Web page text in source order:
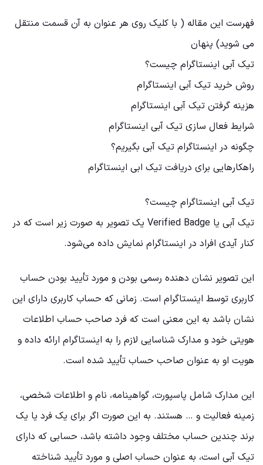
فهرست این مقاله ( با کلیک روی هر عنوان به آن قسمت منتقل
می شوید) پنهان
تیک آبی اینستاگرام چیست؟
روش خرید تیک آبی اینستاگرام
هزینه گرفتن تیک آبی اینستاگرام
شرایط فعال سازی تیک آبی اینستاگرام
چگونه در اینستاگرام تیک آبی بگیریم؟
راهکارهایی برای دریافت تیک ابی اینستاگرام
تیک آبی اینستاگرام چیست؟
تیک آبی یا Verified Badge یک تصویر به صورت زیر است که در
کنار آیدی افراد در اینستاگرام نمایش داده می‌شود.
این تصویر نشان دهنده رسمی بودن و مورد تأیید بودن حساب
کاربری توسط اینستاگرام است. زمانی که حساب کاربری دارای این
نشان باشد به این معنی است که فرد صاحب حساب اطلاعات
هویتی خود و مدارک شناسایی لازم را به اینستاگرام ارائه داده و
هویت او به عنوان صاحب حساب تأیید شده است.
این مدارک شامل پاسپورت، گواهینامه، نام و اطلاعات شخصی،
زمینه فعالیت و … هستند. به این صورت اگر برای یک فرد یا یک
برند چندین حساب مختلف وجود داشته باشد، حسابی که دارای
تیک آبی است، به عنوان حساب اصلی و مورد تأیید شناخته